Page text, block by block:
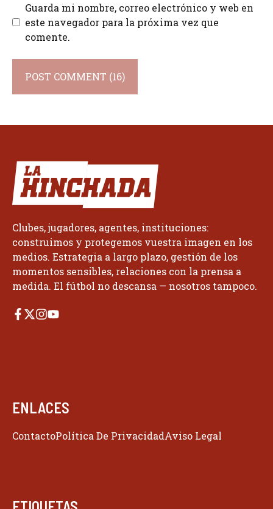
Guarda mi nombre, correo electrónico y web en
este navegador para la próxima vez que
comente.
Clubes, jugadores, agentes, instituciones:
construimos y protegemos vuestra imagen en los
medios. Estrategia a largo plazo, gestión de los
momentos sensibles, relaciones con la prensa a
medida. El fútbol no descansa — nosotros tampoco.
ENLACES
ContactoPolítica De PrivacidadAviso Legal